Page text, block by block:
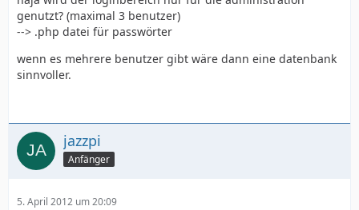
genutzt? (maximal 3 benutzer)
--> .php datei für passwörter
wenn es mehrere benutzer gibt wäre dann eine datenbank
sinnvoller.
jazzpi
Anfänger
5. April 2012 um 20:09